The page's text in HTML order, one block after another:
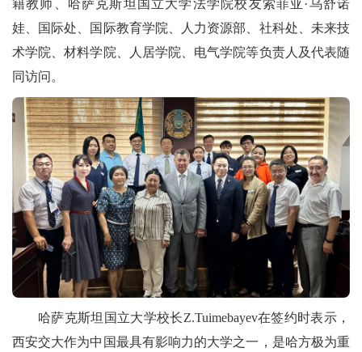
籍教师、哈萨克斯坦国立大学法学院校友索菲亚·乌舒诺
娃、国际处、国际教育学院、人力资源部、社科处、未来技
术学院、材料学院、人居学院、电气学院等负责人及代表随
同访问。
哈萨克斯坦国立大学校长Z.Tuimebayev在签约时表示，
西安交大作为中国最具有影响力的大学之一，是哈方极为重